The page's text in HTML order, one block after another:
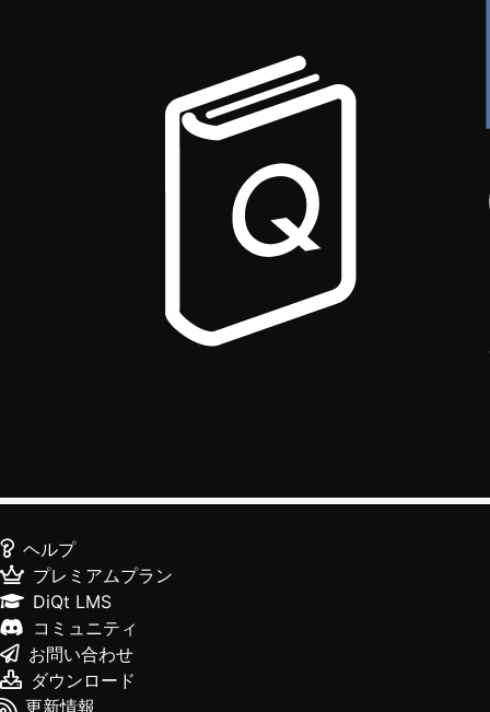
ヘルプ
プレミアムプラン
DiQt LMS
コミュニティ
お問い合わせ
ダウンロード
更新情報